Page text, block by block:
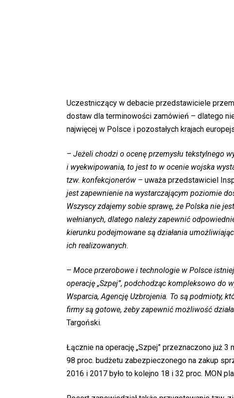
Uczestniczący w debacie przedstawiciele
dostaw dla terminowości zamówień – dlatego
najwięcej w Polsce i pozostałych krajach
– Jeżeli chodzi o ocenę przemysłu tekstylnego
i wyekwipowania, to jest to w ocenie wojska
tzw. konfekcjonerów – uważa przedstawiciel
jest zapewnienie na wystarczającym poziomie
Wszyscy zdajemy sobie sprawę, że Polska nie
wełnianych, dlatego należy zapewnić
kierunku podejmowane są działania
ich realizowanych.
– Moce przerobowe i technologie w Polsce
operację „Szpej”, podchodząc kompleksowo do
Wsparcia, Agencję Uzbrojenia. To są podmioty,
firmy są gotowe, żeby zapewnić możliwość
Targoński.
Łącznie na operację „Szpej” przeznaczono już
98 proc. budżetu zabezpieczonego na zakup
2016 i 2017 było to kolejno 18 i 32 proc. MON